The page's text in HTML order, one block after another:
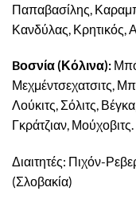
Παπαβασίλης,
Κανδύλας,
Bοσνία (Κόλινα):
Μεχμέντσεχατσιτς,
Λούκιτς, Σόλιτς,
Γκράτζιαν, Μούχοβιτς.
Διαιτητές: Πιχόν-
(Σλοβακία)